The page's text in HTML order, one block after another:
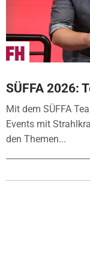
SÜFFA 2026:
Mit dem SÜFFA
Events mit
den Themen...